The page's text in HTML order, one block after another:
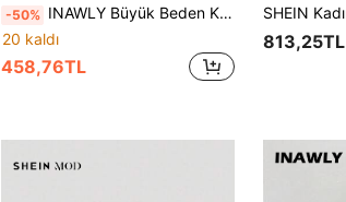
-50% INAWLY Büyük Beden Kadınlar İçin Yeni Dantel Kenarlı Harf Baskılı Mürettebat Yaka Kapüşonlu Uzun Kollu Kazak Sweatshirt
20 kaldı
458,76TL
813,25TL